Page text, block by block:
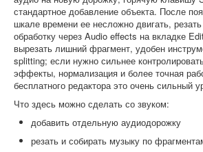
стандартное добавление объекта. После
шкале времени ее несложно двигать,
обработку через Audio effects на вкладке
вырезать лишний фрагмент, удобен
splitting; если нужно сильнее
эффекты, нормализация и более точная
бесплатного редактора это очень сильный
Что здесь можно сделать со звуком:
добавить отдельную аудиодорожку
резать и собирать музыку по